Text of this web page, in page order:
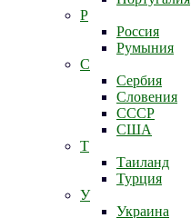
Р
Россия
Румыния
С
Сербия
Словения
СССР
США
Т
Таиланд
Турция
У
Украина